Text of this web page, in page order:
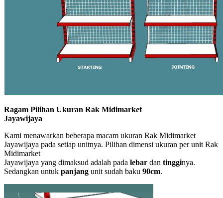
Ragam Pilihan Ukuran Rak Midimarket
Jayawijaya
Kami menawarkan beberapa macam ukuran Rak Midimarket
Jayawijaya pada setiap unitnya. Pilihan dimensi ukuran per unit Rak
Midimarket
Jayawijaya yang dimaksud adalah pada lebar dan tingginya.
Sedangkan untuk panjang unit sudah baku 90cm.